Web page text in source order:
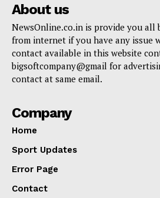
About us
NewsOnline.co.in is provide you all
from internet if you have any issue
contact available in this website
bigsoftcompany@gmail for
contact at same email.
Company
Home
Sport Updates
Error Page
Contact